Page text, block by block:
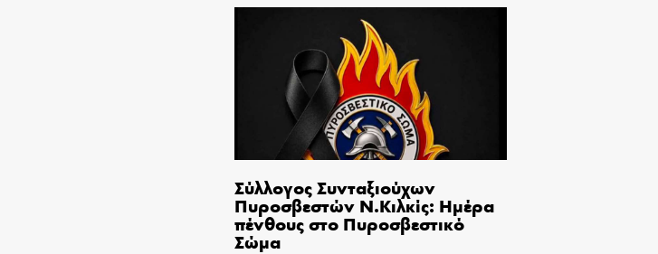
Σύλλογος Συνταξιούχων
Πυροσβεστών Ν.Κιλκίς: Ημέρα
πένθους στο Πυροσβεστικό
Σώμα